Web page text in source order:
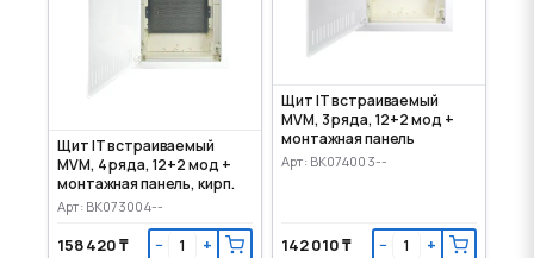
Щит IT встраиваемый
MVM, 4 ряда, 12+2 мод +
монтажная панель, кирп.
Арт: BK073004--
158 420 ₸ − +
Щит IT встраиваемый
MVM, 3 ряда, 12+2 мод +
монтажная панель
Арт: BK074003--
142 010 ₸ − +